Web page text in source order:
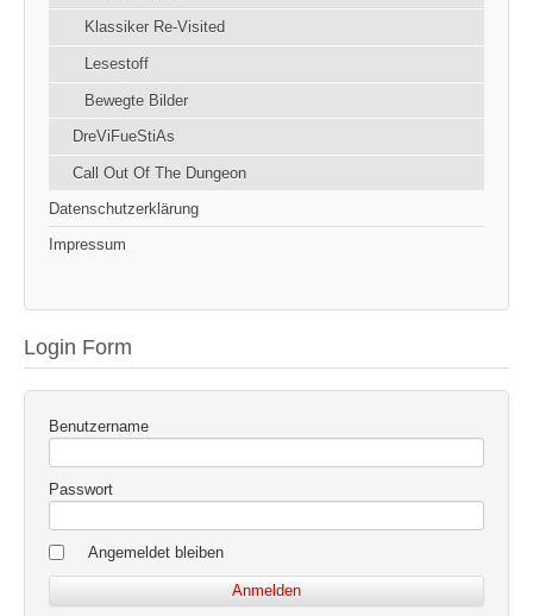
Klassiker Re-Visited
Lesestoff
Bewegte Bilder
DreViFueStiAs
Call Out Of The Dungeon
Datenschutzerklärung
Impressum
Login Form
Benutzername
Passwort
Angemeldet bleiben